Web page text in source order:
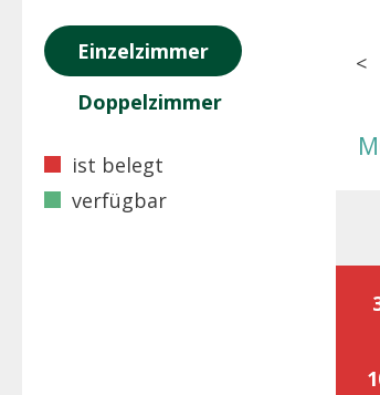
Einzelzimmer
Doppelzimmer
ist belegt
verfügbar
<